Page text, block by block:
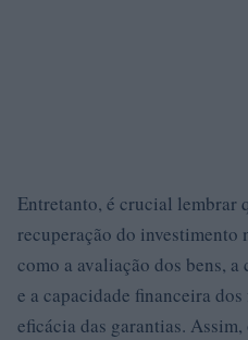
Entretanto, é crucial lembrar
recuperação do investimento
como a avaliação dos bens,
e a capacidade financeira
eficácia das garantias.